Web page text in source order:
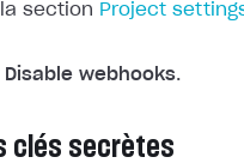
section Project
Disable webhooks.
clés secrètes